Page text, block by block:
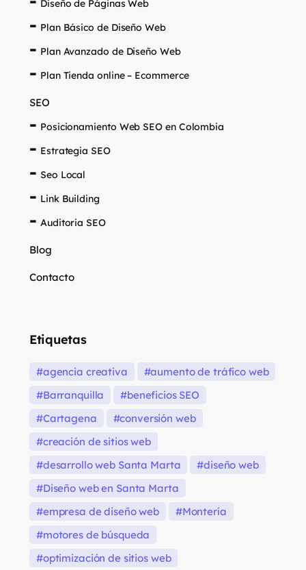
Diseño de Páginas Web
Plan Básico de Diseño Web
Plan Avanzado de Diseño Web
Plan Tienda online – Ecommerce
SEO
Posicionamiento Web SEO en Colombia
Estrategia SEO
Seo Local
Link Building
Auditoria SEO
Blog
Contacto
Etiquetas
agencia creativa
aumento de tráfico web
Barranquilla
beneficios SEO
Cartagena
conversión web
creación de sitios web
desarrollo web Santa Marta
diseño web
Diseño web en Santa Marta
empresa de diseño web
Montería
motores de búsqueda
optimización de sitios web